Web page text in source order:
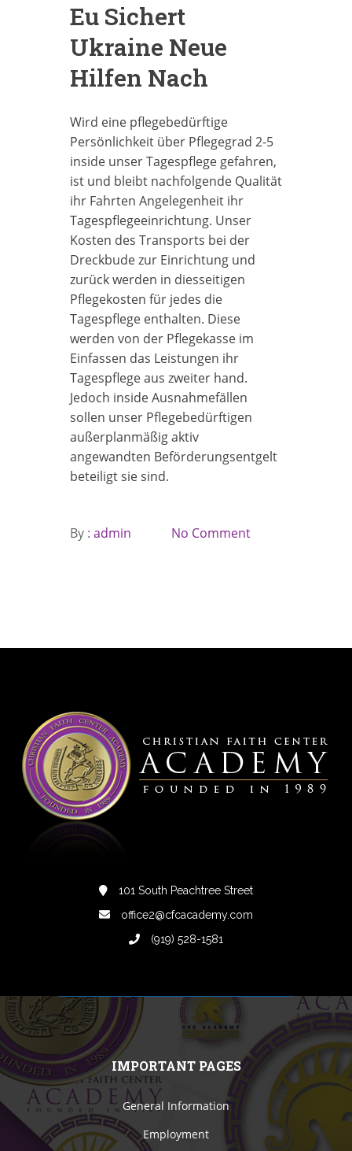
Eu Sichert
Ukraine Neue
Hilfen Nach
Wird eine pflegebedürftige
Persönlichkeit über Pflegegrad 2-5
inside unser Tagespflege gefahren,
ist und bleibt nachfolgende Qualität
ihr Fahrten Angelegenheit ihr
Tagespflegeeinrichtung. Unser
Kosten des Transports bei der
Dreckbude zur Einrichtung und
zurück werden in diesseitigen
Pflegekosten für jedes die
Tagespflege enthalten. Diese
werden von der Pflegekasse im
Einfassen das Leistungen ihr
Tagespflege aus zweiter hand.
Jedoch inside Ausnahmefällen
sollen unser Pflegebedürftigen
außerplanmäßig aktiv
angewandten Beförderungsentgelt
beteiligt sie sind.
By : admin No Comment
101 South Peachtree Street
office2@cfcacademy.com
(919) 528-1581
IMPORTANT PAGES
General Information
Employment